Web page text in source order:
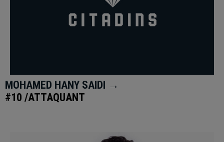
MOHAMED HANY SAIDI →
#10 /ATTAQUANT